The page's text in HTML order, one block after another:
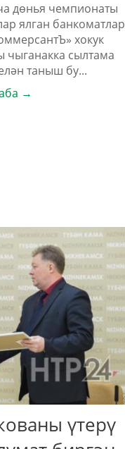
дөнья чемпионаты
ялган банкоматлар
хокук
чыганакка сылтама
таныш бу...
→
үтерү